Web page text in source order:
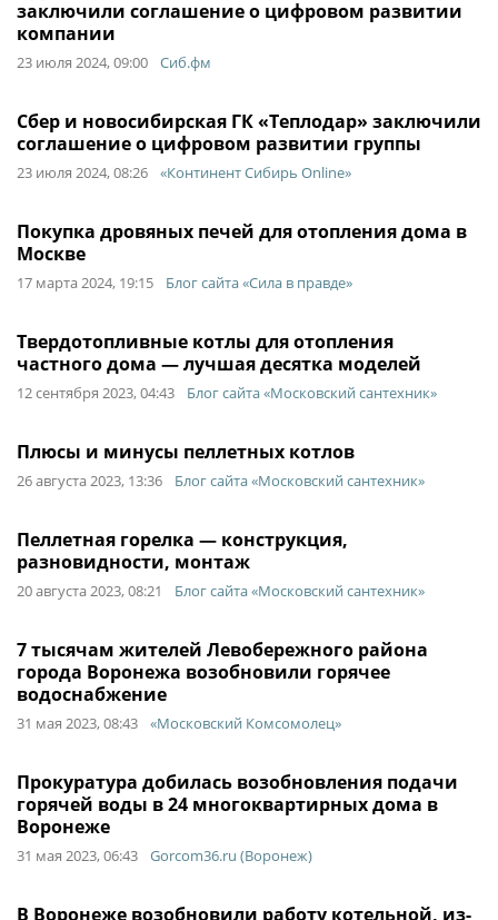
заключили соглашение о цифровом развитии
компании
23 июля 2024, 09:00 Сиб.фм
Сбер и новосибирская ГК «Теплодар» заключили
соглашение о цифровом развитии группы
23 июля 2024, 08:26 «Континент Сибирь Online»
Покупка дровяных печей для отопления дома в
Москве
17 марта 2024, 19:15 Блог сайта «Сила в правде»
Твердотопливные котлы для отопления
частного дома — лучшая десятка моделей
12 сентября 2023, 04:43 Блог сайта «Московский сантехник»
Плюсы и минусы пеллетных котлов
26 августа 2023, 13:36 Блог сайта «Московский сантехник»
Пеллетная горелка — конструкция,
разновидности, монтаж
20 августа 2023, 08:21 Блог сайта «Московский сантехник»
7 тысячам жителей Левобережного района
города Воронежа возобновили горячее
водоснабжение
31 мая 2023, 08:43 «Московский Комсомолец»
Прокуратура добилась возобновления подачи
горячей воды в 24 многоквартирных дома в
Воронеже
31 мая 2023, 06:43 Gorcom36.ru (Воронеж)
В Воронеже возобновили работу котельной, из-